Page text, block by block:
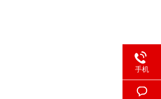
手机